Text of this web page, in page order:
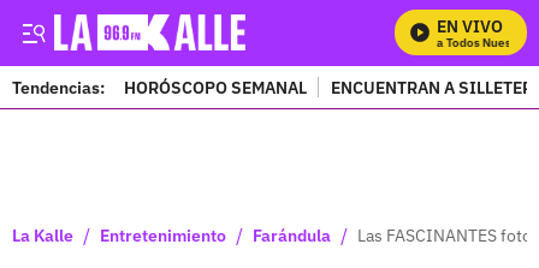
EN VIVO
Mira Todos Nuestros
Tendencias: HORÓSCOPO SEMANAL ENCUENTRAN A
La Kalle / Entretenimiento / Farándula / Las FASCINANTES